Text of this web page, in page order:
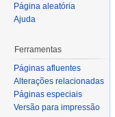
Página aleatória
Ajuda
Ferramentas
Páginas afluentes
Alterações relacionadas
Páginas especiais
Versão para impressão